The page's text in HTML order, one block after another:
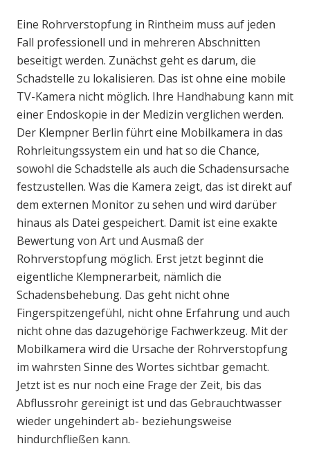
Eine Rohrverstopfung in Rintheim muss auf jeden
Fall professionell und in mehreren Abschnitten
beseitigt werden. Zunächst geht es darum, die
Schadstelle zu lokalisieren. Das ist ohne eine mobile
TV-Kamera nicht möglich. Ihre Handhabung kann mit
einer Endoskopie in der Medizin verglichen werden.
Der Klempner Berlin führt eine Mobilkamera in das
Rohrleitungssystem ein und hat so die Chance,
sowohl die Schadstelle als auch die Schadensursache
festzustellen. Was die Kamera zeigt, das ist direkt auf
dem externen Monitor zu sehen und wird darüber
hinaus als Datei gespeichert. Damit ist eine exakte
Bewertung von Art und Ausmaß der
Rohrverstopfung möglich. Erst jetzt beginnt die
eigentliche Klempnerarbeit, nämlich die
Schadensbehebung. Das geht nicht ohne
Fingerspitzengefühl, nicht ohne Erfahrung und auch
nicht ohne das dazugehörige Fachwerkzeug. Mit der
Mobilkamera wird die Ursache der Rohrverstopfung
im wahrsten Sinne des Wortes sichtbar gemacht.
Jetzt ist es nur noch eine Frage der Zeit, bis das
Abflussrohr gereinigt ist und das Gebrauchtwasser
wieder ungehindert ab- beziehungsweise
hindurchfließen kann.